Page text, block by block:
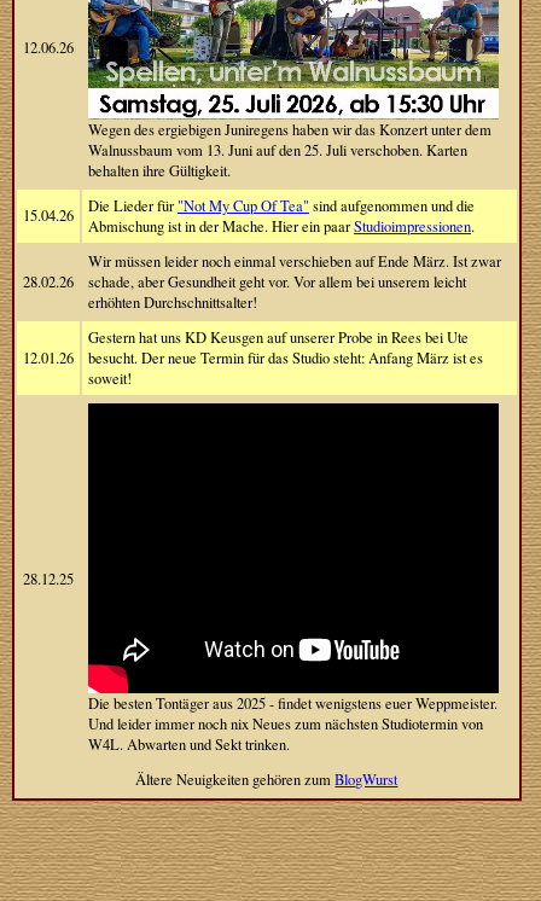
12.06.26
Wegen des ergiebigen Juniregens haben wir das Konzert unter dem
Walnussbaum vom 13. Juni auf den 25. Juli verschoben. Karten
behalten ihre Gültigkeit.
15.04.26 Die Lieder für "Not My Cup Of Tea" sind aufgenommen und die
Abmischung ist in der Mache. Hier ein paarStudioimpressionen.
28.02.26
Wir müssen leider noch einmal verschieben auf Ende März. Ist zwar
schade, aber Gesundheit geht vor. Vor allem bei unserem leicht
erhöhten Durchschnittsalter!
12.01.26
Gestern hat uns KD Keusgen auf unserer Probe in Rees bei Ute
besucht. Der neue Termin für das Studio steht: Anfang März ist es
soweit!
28.12.25
Die besten Tontäger aus 2025 - findet wenigstens euer Weppmeister.
Und leider immer noch nix Neues zum nächsten Studiotermin von
W4L. Abwarten und Sekt trinken.
Ältere Neuigkeiten gehören zumBlogWurst